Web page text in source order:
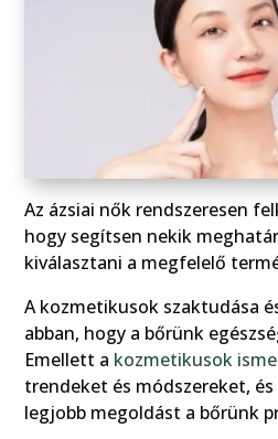
Az ázsiai nők rendszeresen
hogy segítsen nekik
kiválasztani a megfelelő
A kozmetikusok szaktudása
abban, hogy a bőrünk
Emellett a kozmetikusok
trendeket és módszereket,
legjobb megoldást a bőrünk